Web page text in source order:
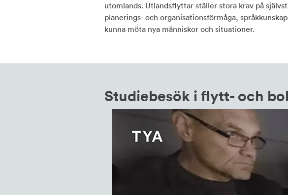
utomlands. Utlandsflyttar ställer stora krav på
planerings- och organisationsförmåga,
kunna möta nya människor och situationer.
Studiebesök i flytt- och